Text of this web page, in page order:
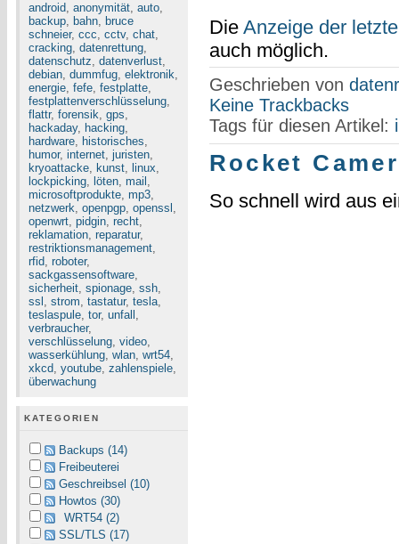
android, anonymität, auto,
backup, bahn, bruce
schneier, ccc, cctv, chat,
cracking, datenrettung,
datenschutz, datenverlust,
debian, dummfug, elektronik,
energie, fefe, festplatte,
festplattenverschlüsselung,
flattr, forensik, gps,
hackaday, hacking,
hardware, historisches,
humor, internet, juristen,
kryoattacke, kunst, linux,
lockpicking, löten, mail ,
microsoftprodukte, mp3,
netzwerk, openpgp, openssl ,
openwrt, pidgin, recht,
reklamation, reparatur,
restriktionsmanagement,
rfid, roboter,
sackgassensoftware,
sicherheit, spionage, ssh,
ssl , strom, tastatur, tesla,
teslaspule, tor, unfall ,
verbraucher,
verschlüsselung, video,
wasserkühlung, wlan, wrt54,
xkcd, youtube, zahlenspiele,
überwachung
KATEGORIEN
Backups (14)
Freibeuterei
Geschreibsel (10)
Howtos (30)
WRT54 (2)
SSL/TLS (17)
Die Anzeige der
auch möglich.
Geschrieben von
Keine Trackbacks
Tags für diesen Artikel:
Rocket
So schnell wird aus